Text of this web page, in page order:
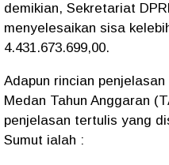
demikian, Sekretariat
menyelesaikan sisa
4.431.673.699,00.
Adapun rincian
Medan Tahun Anggaran
penjelasan tertulis yang
Sumut ialah :